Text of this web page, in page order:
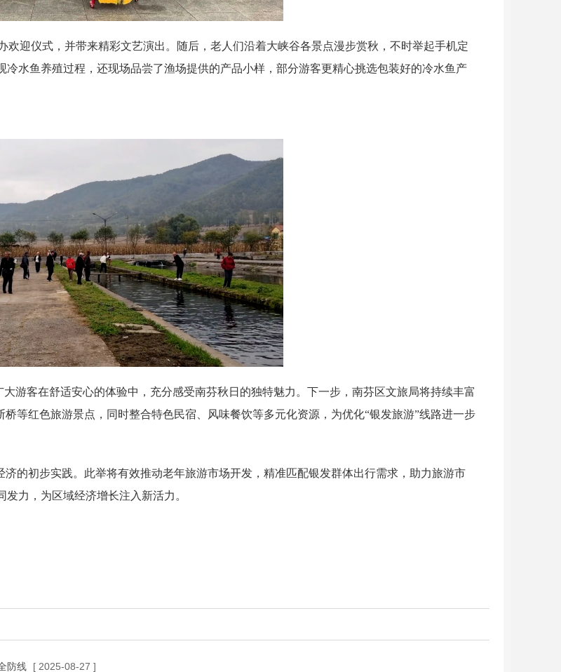
迎仪式，并带来精彩文艺演出。随后，老人们沿着大峡谷各景点漫步赏秋，不时举起手机定
水鱼养殖过程，还现场品尝了渔场提供的产品小样，部分游客更精心挑选包装好的冷水鱼产
游客在舒适安心的体验中，充分感受南芬秋日的独特魅力。下一步，南芬区文旅局将持续丰富
等红色旅游景点，同时整合特色民宿、风味餐饮等多元化资源，为优化“银发旅游”线路进一步
的初步实践。此举将有效推动老年旅游市场开发，精准匹配银发群体出行需求，助力旅游市
力，为区域经济增长注入新活力。
防线 [ 2025-08-27 ]